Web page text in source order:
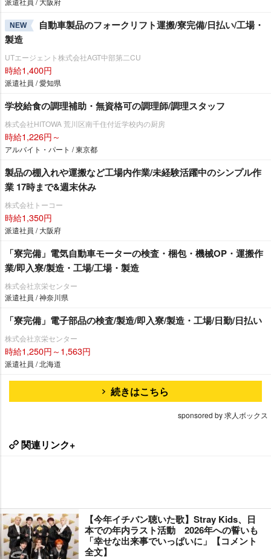
NEW
自動車製品のフォークリフト運搬/寮完備/日払い/工場・
製造
UTエージェント株式会社AGT中部第二CU
時給1,400円
派遣社員 / 愛知県
学校給食の調理補助・無資格可の調理師/調理スタッフ
株式会社HITOWA 荒川区南千住付近学校内の厨房
時給1,226円～
アルバイト・パート / 東京都
製品の棚入れや運搬など工場内作業/未経験活躍中のシンプル作
業 17時まで&週末休み
株式会社トーコー
時給1,350円
派遣社員 / 大阪府
「寮完備」電気自動車モーターの検査・梱包・機械OP・運搬作
業/即入寮/製造・工場/工場・製造
株式会社京栄センター
派遣社員 / 神奈川県
「寮完備」電子部品の検査/製造/即入寮/製造・工場/日勤/日払い
株式会社京栄センター
時給1,250円～1,563円
派遣社員 / 北海道
続きはこちら
sponsored by 求人ボックス
関連リンク+
【今年イチバン聴いた歌】Stray Kids、日
本での年内ラスト活動 2026年への誓いも
「幸せな出来事でいっぱいに」【コメント
全文】